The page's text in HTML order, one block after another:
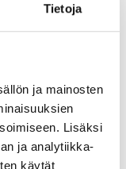
Tietoja
ja mainosten
Lisäksi
ja analytiikka-
käytät